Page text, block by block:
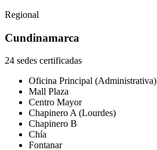
Regional
Cundinamarca
24 sedes certificadas
Oficina Principal (Administrativa)
Mall Plaza
Centro Mayor
Chapinero A (Lourdes)
Chapinero B
Chía
Fontanar